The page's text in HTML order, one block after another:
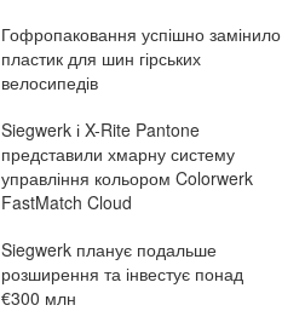
Гофропаковання успішно замінило
пластик для шин гірських
велосипедів
Siegwerk і X-Rite Pantone
представили хмарну систему
управління кольором Colorwerk
FastMatch Cloud
Siegwerk планує подальше
розширення та інвестує понад
€300 млн